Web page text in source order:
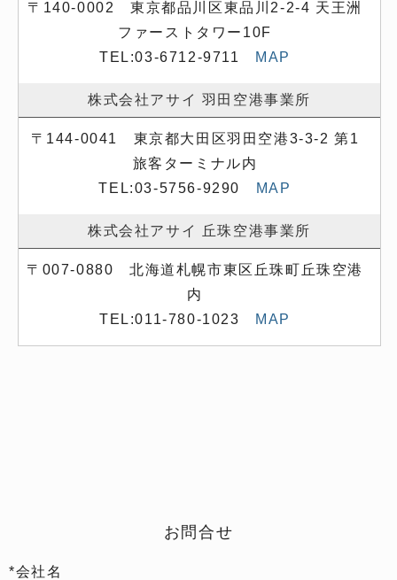
〒140-0002 東京都品川区東品川2-2-4 天王洲
ファーストタワー10F
TEL:03-6712-9711
MAP
株式会社アサイ 羽田空港事業所
〒144-0041 東京都大田区羽田空港3-3-2 第1
旅客ターミナル内
TEL:03-5756-9290
MAP
株式会社アサイ 丘珠空港事業所
〒007-0880 北海道札幌市東区丘珠町丘珠空港
内
TEL:011-780-1023
MAP
お問合せ
*会社名